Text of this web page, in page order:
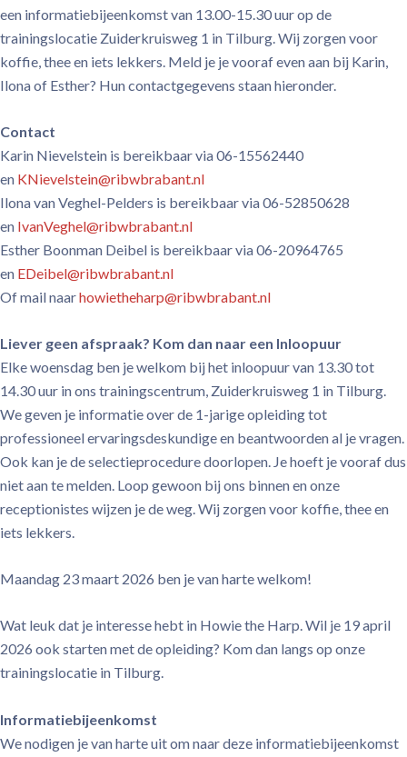
een informatiebijeenkomst van 13.00-15.30 uur op de
trainingslocatie Zuiderkruisweg 1 in Tilburg. Wij zorgen voor
koffie, thee en iets lekkers. Meld je je vooraf even aan bij Karin,
Ilona of Esther? Hun contactgegevens staan hieronder.
Contact
Karin Nievelstein is bereikbaar via 06-15562440
en KNievelstein@ribwbrabant.nl
Ilona van Veghel-Pelders is bereikbaar via 06-52850628
en IvanVeghel@ribwbrabant.nl
Esther Boonman Deibel is bereikbaar via 06-20964765
en EDeibel@ribwbrabant.nl
Of mail naarhowietheharp@ribwbrabant.nl
Liever geen afspraak? Kom dan naar een Inloopuur
Elke woensdag ben je welkom bij het inloopuur van 13.30 tot
14.30 uur in ons trainingscentrum, Zuiderkruisweg 1 in Tilburg.
We geven je informatie over de 1-jarige opleiding tot
professioneel ervaringsdeskundige en beantwoorden al je vragen.
Ook kan je de selectieprocedure doorlopen. Je hoeft je vooraf dus
niet aan te melden. Loop gewoon bij ons binnen en onze
receptionistes wijzen je de weg. Wij zorgen voor koffie, thee en
iets lekkers.
Maandag 23 maart 2026 ben je van harte welkom!
Wat leuk dat je interesse hebt in Howie the Harp. Wil je 19 april
2026 ook starten met de opleiding? Kom dan langs op onze
trainingslocatie in Tilburg.
Informatiebijeenkomst
We nodigen je van harte uit om naar deze informatiebijeenkomst